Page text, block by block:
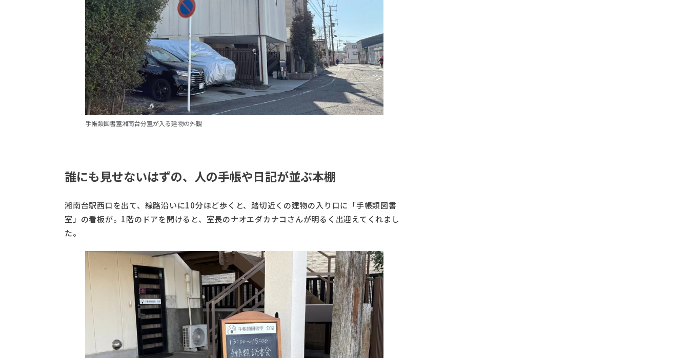
手帳類図書室湘南台分室が入る建物の外観
誰にも見せないはずの、人の手帳や日記が並ぶ本棚
湘南台駅西口を出て、線路沿いに10分ほど歩くと、踏切近くの建物の入り口に「手帳類図書
室」の看板が。1階のドアを開けると、室長のナオエダカナコさんが明るく出迎えてくれまし
た。